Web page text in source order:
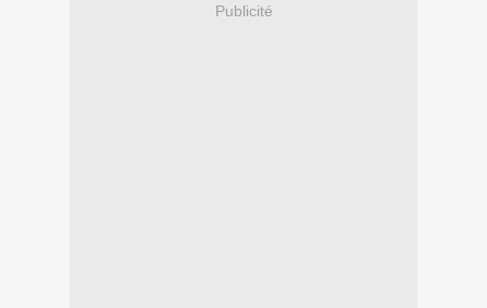
Publicité